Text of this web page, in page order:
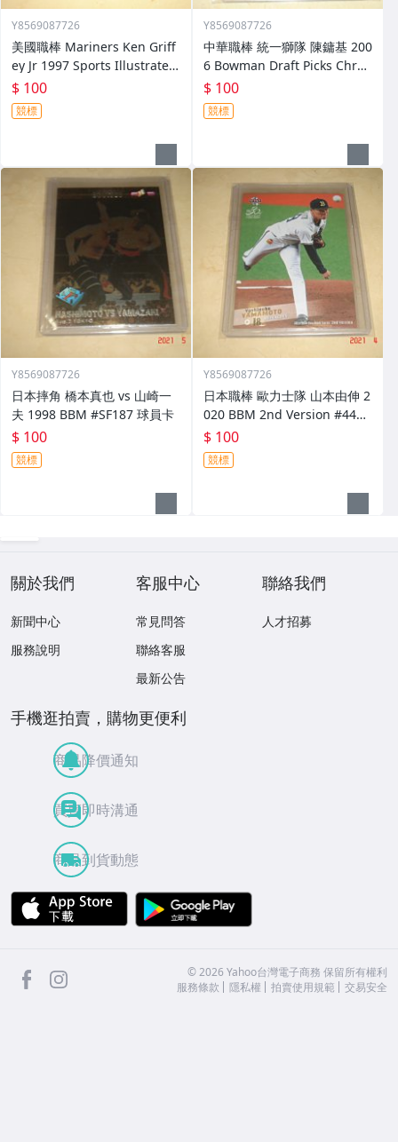
Y8569087726
美國職棒 Mariners Ken Griff
ey Jr 1997 Sports Illustrated
#172球員卡
$ 100
競標
Y8569087726
中華職棒 統一獅隊 陳鏞基 200
6 Bowman Draft Picks Chro
me #FG30 球員卡
$ 100
競標
Y8569087726
日本摔角 橋本真也 vs 山崎一
夫 1998 BBM #SF187 球員卡
$ 100
競標
Y8569087726
日本職棒 歐力士隊 山本由伸 2
020 BBM 2nd Version #448
球員卡
$ 100
競標
關於我們
新聞中心
服務說明
客服中心
常見問答
聯絡客服
最新公告
聯絡我們
人才招募
手機逛拍賣，購物更便利
商品降價通知
買賣即時溝通
商品到貨動態
APP Store
facebook ©2026 Yahoo台灣電子商務 保留所有權利
服務條款
隱私權 拍賣使用規範 交易安全